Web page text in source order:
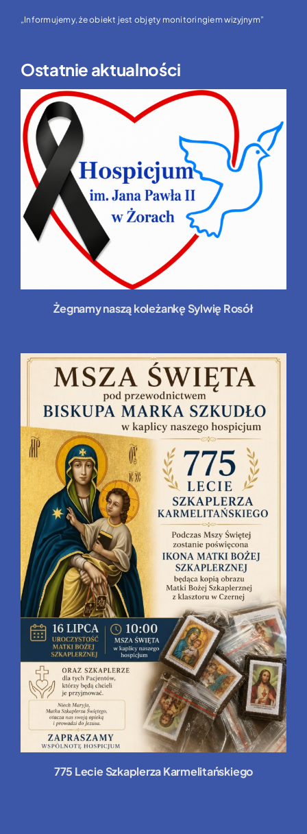
„Informujemy, że obiekt jest objęty monitoringiem wizyjnym”
Ostatnie aktualności
Żegnamy naszą koleżankę Sylwię Rosół
775 Lecie Szkaplerza Karmelitańskiego